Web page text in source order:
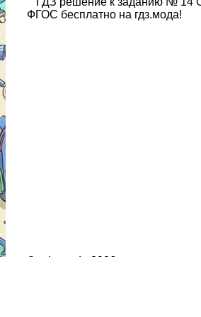
ФГОС бесплатно на гдз.мода!
© gdz.moda 2026